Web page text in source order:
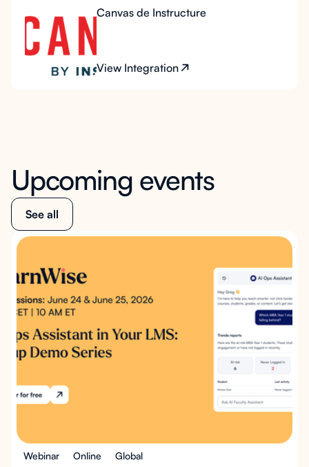
Canvas de Instructure
View Integration
Upcoming events
See all
Webinar Online Global